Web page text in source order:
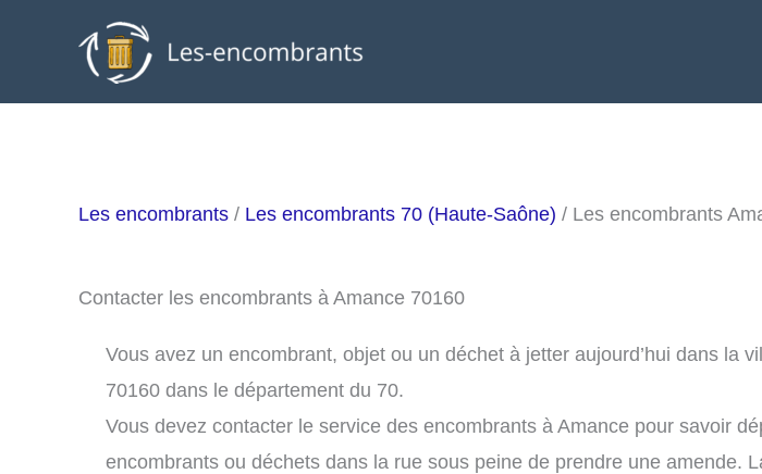
Les encombrants / Les encombrants 70 (Haute-Saône) / Les encombrants
Contacter les encombrants à Amance 70160
Vous avez un encombrant, objet ou un déchet à jetter aujourd’hui dans la
70160 dans le département du 70.
Vous devez contacter le service des encombrants à Amance pour savoir
encombrants ou déchets dans la rue sous peine de prendre une amende.